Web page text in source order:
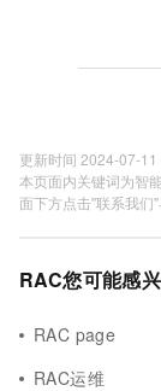
更新时间 2024-07-
本页面内关键词为智
面下方点击"联系我们"
RAC您可能感
RAC page
RAC运维